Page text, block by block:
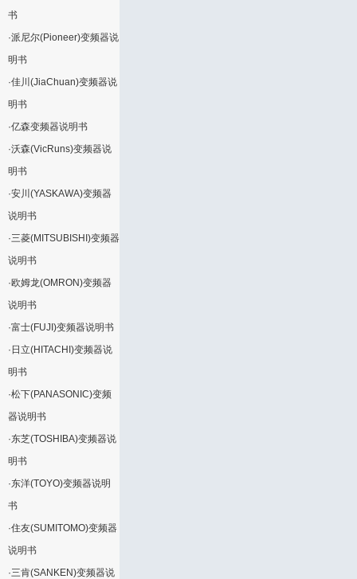
书
·派尼尔(Pioneer)变频器说
明书
·佳川(JiaChuan)变频器说
明书
·亿森变频器说明书
·沃森(VicRuns)变频器说
明书
·安川(YASKAWA)变频器
说明书
·三菱(MITSUBISHI)变频器
说明书
·欧姆龙(OMRON)变频器
说明书
·富士(FUJI)变频器说明书
· 日立(HITACHI)变频器说
明书
·松下(PANASONIC)变频
器说明书
·东芝(TOSHIBA)变频器说
明书
·东洋(TOYO)变频器说明
书
·住友(SUMITOMO)变频器
说明书
·三肯(SANKEN)变频器说